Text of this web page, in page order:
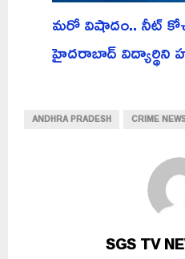
మరో విషాదం.. నీట్
హైదరాబాద్ విద్యార్థిని
ANDHRA PRADESH CRIME
SGS TV